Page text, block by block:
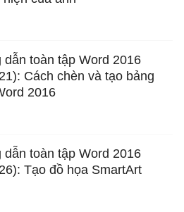
dẫn toàn tập Word 2016
Cách chèn và tạo bảng
2016
dẫn toàn tập Word 2016
Tạo đồ họa SmartArt